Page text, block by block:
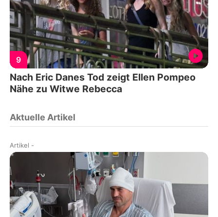
9
Nach Eric Danes Tod zeigt Ellen Pompeo
Nähe zu Witwe Rebecca
Aktuelle Artikel
Artikel -